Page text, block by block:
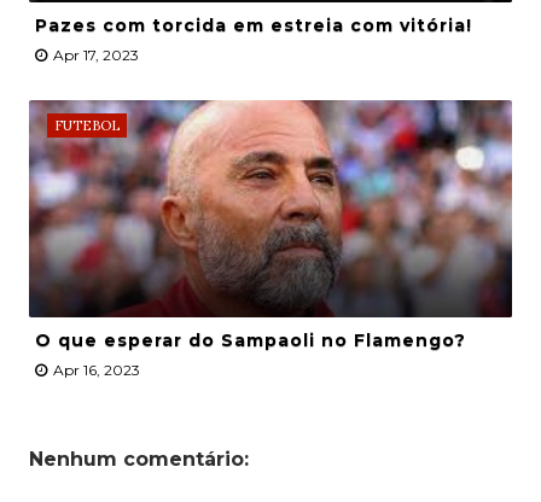
Pazes com torcida em estreia com vitória!
Apr 17, 2023
FUTEBOL
O que esperar do Sampaoli no Flamengo?
Apr 16, 2023
Nenhum comentário: